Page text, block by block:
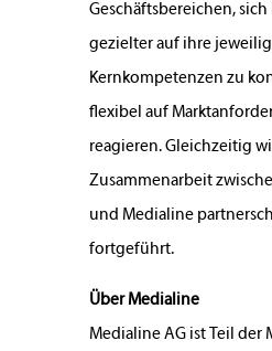
Geschäftsbereichen,
gezielter auf ihre
Kernkompetenzen zu
flexibel auf
reagieren. Gleichzeitig
Zusammenarbeit
und Medialine
fortgeführt.
Über Medialine
Medialine AG ist Teil der